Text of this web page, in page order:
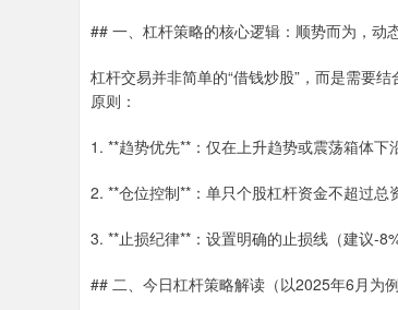
## 一、杠杆策略的核心逻辑：顺势而为，动
杠杆交易并非简单的“借钱炒股”，而是需要
原则：
1. **趋势优先**：仅在上升趋势或震荡箱体下
2. **仓位控制**：单只个股杠杆资金不超过总
3. **止损纪律**：设置明确的止损线（建议-
## 二、今日杠杆策略解读（以2025年6月为例